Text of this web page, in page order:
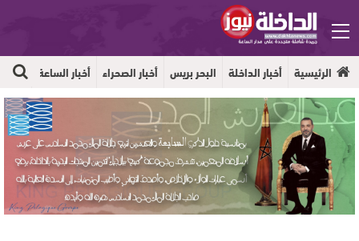
الرئيسية أخبار الداخلة البحر بريس أخبار الصحراء أخبار الساعة